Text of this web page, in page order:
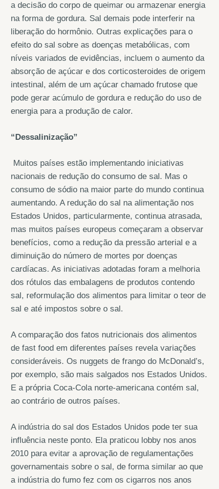
a decisão do corpo de queimar ou armazenar energia
na forma de gordura. Sal demais pode interferir na
liberação do hormônio. Outras explicações para o
efeito do sal sobre as doenças metabólicas, com
níveis variados de evidências, incluem o aumento da
absorção de açúcar e dos corticosteroides de origem
intestinal, além de um açúcar chamado frutose que
pode gerar acúmulo de gordura e redução do uso de
energia para a produção de calor.
“Dessalinização”
Muitos países estão implementando iniciativas
nacionais de redução do consumo de sal. Mas o
consumo de sódio na maior parte do mundo continua
aumentando. A redução do sal na alimentação nos
Estados Unidos, particularmente, continua atrasada,
mas muitos países europeus começaram a observar
benefícios, como a redução da pressão arterial e a
diminuição do número de mortes por doenças
cardíacas. As iniciativas adotadas foram a melhoria
dos rótulos das embalagens de produtos contendo
sal, reformulação dos alimentos para limitar o teor de
sal e até impostos sobre o sal.
A comparação dos fatos nutricionais dos alimentos
de fast food em diferentes países revela variações
consideráveis. Os nuggets de frango do McDonald’s,
por exemplo, são mais salgados nos Estados Unidos.
E a própria Coca-Cola norte-americana contém sal,
ao contrário de outros países.
A indústria do sal dos Estados Unidos pode ter sua
influência neste ponto. Ela praticou lobby nos anos
2010 para evitar a aprovação de regulamentações
governamentais sobre o sal, de forma similar ao que
a indústria do fumo fez com os cigarros nos anos